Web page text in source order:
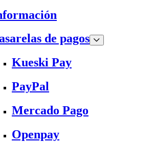
de pagos
Kueski Pay
PayPal
Mercado Pago
Openpay